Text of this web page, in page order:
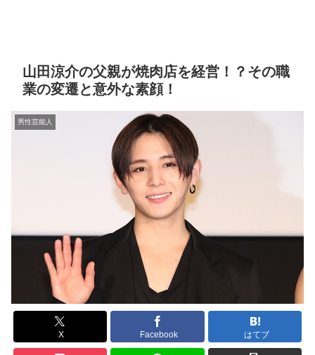
山田涼介の父親が焼肉店を経営！？その職
業の変遷と意外な素顔！
男性芸能人
X Facebook はてブ